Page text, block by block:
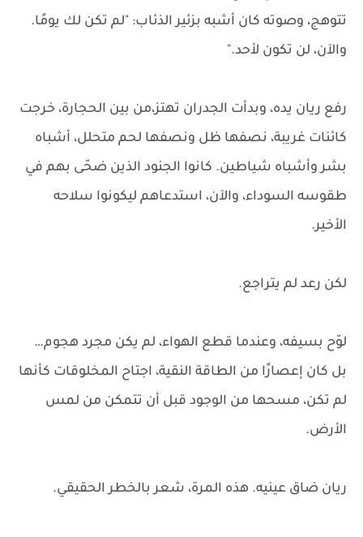
تتوهج، وصوته كان أشبه بزئير الذئاب: "لم تكن لك يومًا.
والآن، لن تكون لأحد."
رفع ريان يده، وبدأت الجدران تهتز،من بين الحجارة، خرجت
كائنات غريبة، نصفها ظل ونصفها لحم متحلل، أشباه
بشر وأشباه شياطين. كانوا الجنود الذين ضحّى بهم في
طقوسه السوداء، والآن، استدعاهم ليكونوا سلاحه
الأخير.
لكن رعد لم يتراجع.
لوّح بسيفه، وعندما قطع الهواء، لم يكن مجرد هجوم…
بل كان إعصارًا من الطاقة النقية، اجتاح المخلوقات كأنها
لم تكن، مسحها من الوجود قبل أن تتمكن من لمس
الأرض.
ريان ضاق عينيه. هذه المرة، شعر بالخطر الحقيقي.